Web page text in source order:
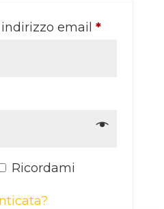
email *
Ricordami